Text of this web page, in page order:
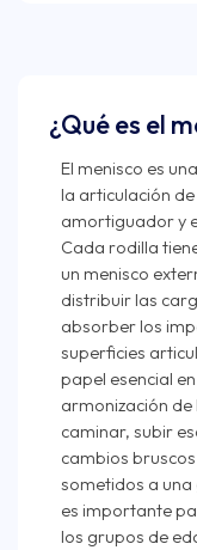
¿Qué es el
El menisco es
la articulación
amortiguador y
Cada rodilla
un menisco
distribuir las
absorber los
superficies
papel esencial
armonización
caminar, subir
cambios
sometidos a una
es importante
los grupos de